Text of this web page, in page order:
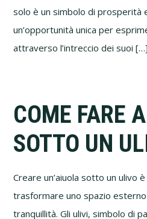
solo è un simbolo di prosperità
un’opportunità unica per
attraverso l’intreccio dei suoi […]
COME FARE
SOTTO UN
Creare un’aiuola sotto un ulivo
trasformare uno spazio
tranquillità. Gli ulivi, simbolo di